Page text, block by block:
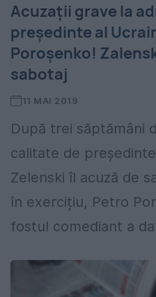
Acuzații grave la
președinte al
Poroșenko!
sabotaj
11 MAI 2019
După trei săptămâni
calitate de
Zelenski îl acuză de
în exercițiu, Petro
fostul comediant a